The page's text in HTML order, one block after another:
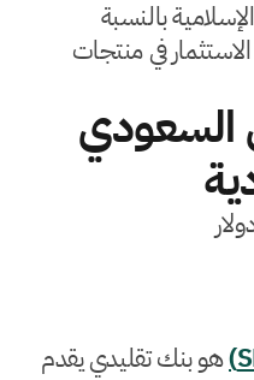
بالنسبة
في منتجات
السعودي
هو بنك تقليدي يقدم